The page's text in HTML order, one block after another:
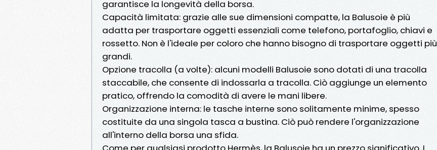
garantisce la longevità della borsa.
Capacità limitata: grazie alle sue dimensioni compatte, la Balusoie è più
adatta per trasportare oggetti essenziali come telefono, portafoglio, chiavi e
rossetto. Non è l'ideale per coloro che hanno bisogno di trasportare oggetti più
grandi.
Opzione tracolla (a volte): alcuni modelli Balusoie sono dotati di una tracolla
staccabile, che consente di indossarla a tracolla. Ciò aggiunge un elemento
pratico, offrendo la comodità di avere le mani libere.
Organizzazione interna: le tasche interne sono solitamente minime, spesso
costituite da una singola tasca a bustina. Ciò può rendere l'organizzazione
all'interno della borsa una sfida.